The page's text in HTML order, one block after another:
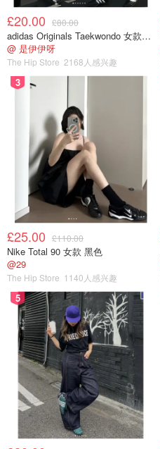
£20.00 £80.00
adidas Originals Taekwondo 女款黑色运动鞋
@ 是伊伊呀
The Hip Store 2168人感兴趣
3
£25.00 £110.00
Nike Total 90 女款 黑色
@29
The Hip Store 1140人感兴趣
5